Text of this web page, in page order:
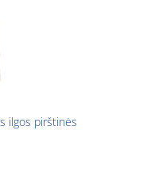
ilgos pirštinės